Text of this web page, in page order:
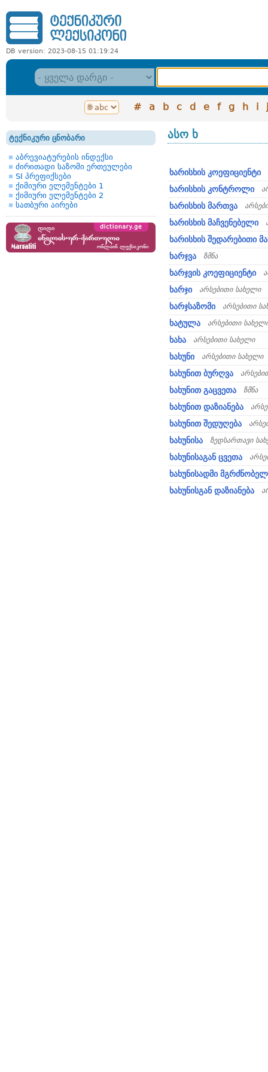
DB version: 2023-08-15 01:19:24
# a b c d e f g h i j
ტექნიკური ცნობარი
აბრევიატურების ინდექსი
ძირითადი საზომი ერთეულები
SI პრეფიქსები
ქიმიური ელემენტები 1
ქიმიური ელემენტები 2
სათბური აირები
ასო ხ
ხარისხის კოეფიციენტი
ხარისხის კონტროლი
ხარისხის მართვა
ხარისხის მაჩვენებელი
ხარისხის შედარებითი
ხარჯვა
ზმნა
ხარჯვის კოეფიციენტი
ხარჯი არსებითი სახელი
ხარჯსაზომი არსებითი
ხატულა არსებითი
ხახა არსებითი სახელი
ხახუნი არსებითი სახელი
ხახუნით ბურღვა
ხახუნით გაცვეთა ზმნა
ხახუნით დაზიანება
ხახუნით შედუღება
ხახუნისა ზედსართავი
ხახუნისაგან ცვეთა
ხახუნისადმი
ხახუნისგან დაზიანება